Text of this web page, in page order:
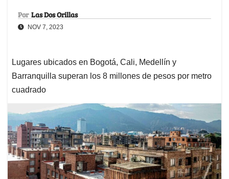
Por Las Dos Orillas
NOV 7, 2023
Lugares ubicados en Bogotá, Cali, Medellín y
Barranquilla superan los 8 millones de pesos por metro
cuadrado